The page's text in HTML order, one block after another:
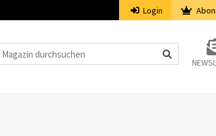
Login